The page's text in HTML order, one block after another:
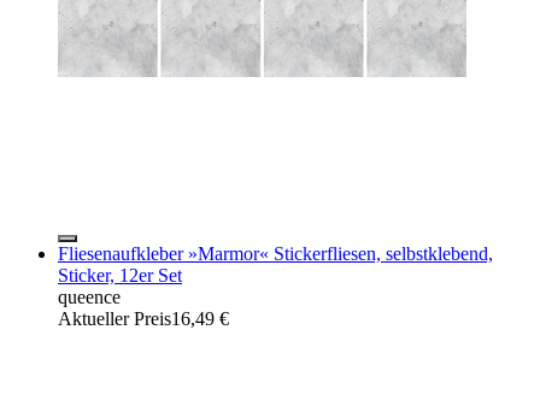
Fliesenaufkleber »Marmor« Stickerfliesen, selbstklebend,
Sticker, 12er Set
queence
Aktueller Preis16,49 €